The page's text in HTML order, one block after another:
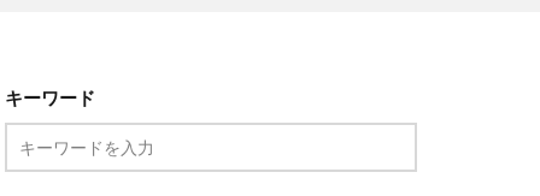
キーワード